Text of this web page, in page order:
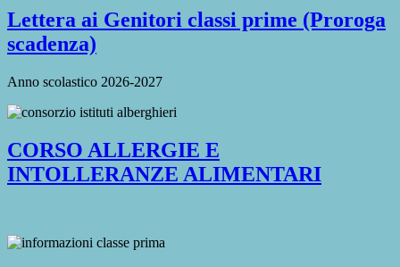
Lettera ai Genitori classi prime (Proroga
scadenza)
Anno scolastico 2026-2027
CORSO ALLERGIE E
INTOLLERANZE ALIMENTARI